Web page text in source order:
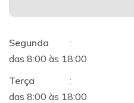
Segunda
:
das 8:00 às 18:00
Terça
:
das 8:00 às 18:00